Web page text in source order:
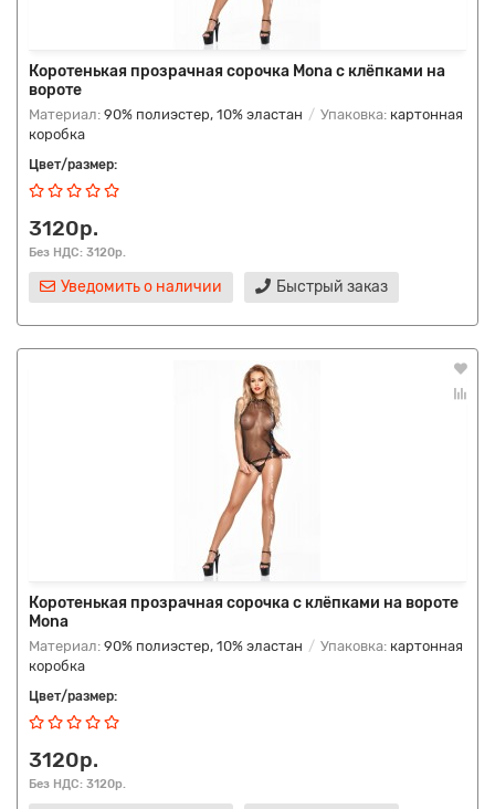
Коротенькая прозрачная сорочка Mona с клёпками на
вороте
Материал: 90% полиэстер, 10% эластан Упаковка: картонная
коробка
Цвет/размер:
3120р.
Без НДС: 3120р.
Уведомить о наличии Быстрый заказ
Коротенькая прозрачная сорочка с клёпками на вороте
Mona
Материал: 90% полиэстер, 10% эластан Упаковка: картонная
коробка
Цвет/размер:
3120р.
Без НДС: 3120р.